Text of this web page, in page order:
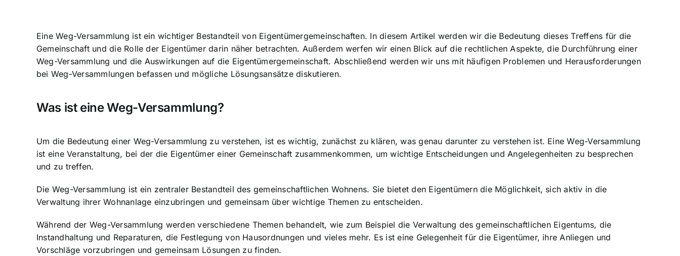
Eine Weg-Versammlung ist ein wichtiger Bestandteil von Eigentümergemeinschaften. In diesem Artikel werden wir die Bedeutung dieses Treffens für die
Gemeinschaftund die Rolle der Eigentümer darin näher betrachten. Außerdem werfen wir einen Blick auf die rechtlichen Aspekte, die Durchführung einer
Weg-Versammlung und die Auswirkungen auf die Eigentümergemeinschaft. Abschließend werden wir uns mit häufigen Problemen und Herausforderungen
bei Weg-Versammlungen befassen und mögliche Lösungsansätze diskutieren.
Was ist eine Weg-Versammlung?
Um die Bedeutung einer Weg-Versammlung zu verstehen, ist es wichtig, zunächst zu klären, was genau darunter zu verstehen ist. Eine Weg-Versammlung
ist eine Veranstaltung, bei der die Eigentümer einer Gemeinschaft zusammenkommen, um wichtige Entscheidungen und Angelegenheiten zu besprechen
und zu treffen.
Die Weg-Versammlung ist ein zentraler Bestandteil des gemeinschaftlichen Wohnens. Sie bietet den Eigentümern die Möglichkeit, sich aktiv in die
Verwaltung ihrer Wohnanlage einzubringen und gemeinsam über wichtige Themen zu entscheiden.
Während der Weg-Versammlung werden verschiedene Themen behandelt, wie zum Beispiel die Verwaltung des gemeinschaftlichen Eigentums, die
Instandhaltung und Reparaturen, die Festlegung von Hausordnungen und vieles mehr. Es ist eine Gelegenheit für die Eigentümer, ihre Anliegen und
Vorschläge vorzubringen und gemeinsam Lösungen zu finden.